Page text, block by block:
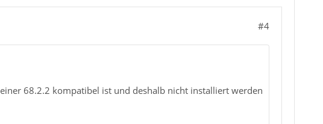
#4
68.2.2 kompatibel ist und deshalb nicht installiert werden